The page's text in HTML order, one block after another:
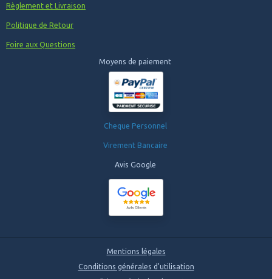
Règlement et Livraison
Politique de Retour
Foire aux Questions
Moyens de paiement
Cheque Personnel
Virement Bancaire
Avis Google
Mentions légales
Conditions générales d'utilisation